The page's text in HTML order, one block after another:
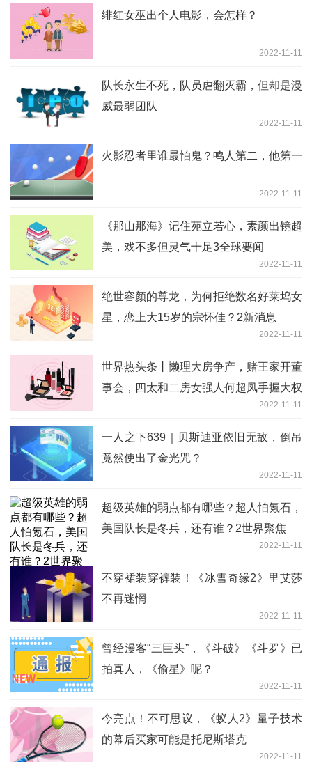
绯红女巫出个人电影，会怎样？
2022-11-11
队长永生不死，队员虐翻灭霸，但却是漫
威最弱团队
2022-11-11
火影忍者里谁最怕鬼？鸣人第二，他第一
2022-11-11
《那山那海》记住苑立若心，素颜出镜超
美，戏不多但灵气十足3全球要闻
2022-11-11
绝世容颜的尊龙，为何拒绝数名好莱坞女
星，恋上大15岁的宗怀佳？2新消息
2022-11-11
世界热头条丨懒理大房争产，赌王家开董
事会，四太和二房女强人何超凤手握大权
2022-11-11
一人之下639｜贝斯迪亚依旧无敌，倒吊
竟然使出了金光咒？
2022-11-11
超级英雄的弱点都有哪些？超人怕氪石，
美国队长是冬兵，还有谁？2世界聚焦
2022-11-11
不穿裙装穿裤装！《冰雪奇缘2》里艾莎
不再迷惘
2022-11-11
曾经漫客“三巨头”，《斗破》《斗罗》已
拍真人，《偷星》呢？
2022-11-11
今亮点！不可思议，《蚁人2》量子技术
的幕后买家可能是托尼斯塔克
2022-11-11